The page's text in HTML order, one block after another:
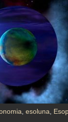
esoluna